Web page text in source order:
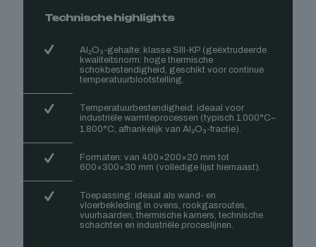
Technische highlights
Al₂O₃-gehalte: klasse SIII-KP (geëxtrudeerde
kwaliteitsnorm: hoge thermische
schokbestendigheid, geschikt voor continue
temperatuurblootstelling.
Temperatuurbestendigheid: ideaal voor
industriële warmteprocessen (typisch 1.000°C–
1.800°C, afhankelijk van Al₂O₃-fractie).
Formaten: van 400×200×20 mm tot
600×300×30 mm (volledige lijst hiernaast).
Toepassing: ideaal als wand- en
vloerbekleding in ovens, rookgasroutes,
vuurhaarden, thermische kamers, technische
schachten en industriële proceslijnen.